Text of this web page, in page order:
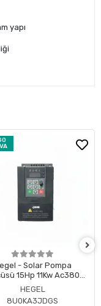
yapı
- Solar Pompa
15Hp 11Kw Ac380V,
Max 900V, Çalışma
Dc 350-900V
HEGEL
8U0KA3JDGS